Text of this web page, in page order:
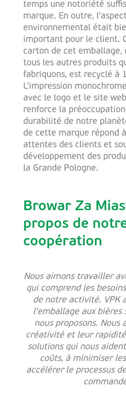
temps une notoriété
marque. En outre,
environnemental était
important pour le client.
carton de cet emballage,
tous les autres produits
fabriquons, est recyclé à
L'impression
avec le logo et le site
renforce la
durabilité de notre
de cette marque répond
attentes des clients et
développement des
la Grande Pologne.
Browar Za
propos de
coopération
Nous aimons travailler
qui comprend les
de notre activité. VPK
l'emballage aux bières
nous proposons. Nous
créativité et leur
solutions qui nous
coûts, à minimiser
accélérer le processus